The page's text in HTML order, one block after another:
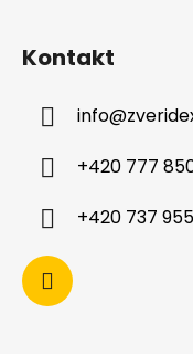
Kontakt
info@
+420 777
+420 737